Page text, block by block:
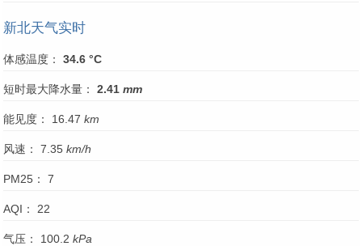
新北天气实时
体感温度： 34.6 °C
短时最大降水量： 2.41 mm
能见度： 16.47 km
风速： 7.35 km/h
PM25： 7
AQI： 22
气压： 100.2 kPa